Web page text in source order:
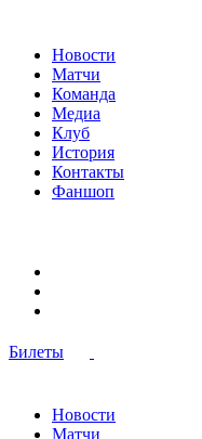
Новости
Матчи
Команда
Медиа
Клуб
История
Контакты
Фаншоп
Билеты
Новости
Матчи